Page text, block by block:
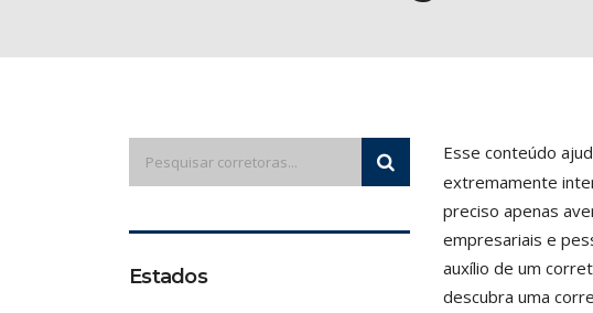
Esse conteúdo
extremamente
preciso apenas
empresariais e
auxílio de um
descubra uma
Estados